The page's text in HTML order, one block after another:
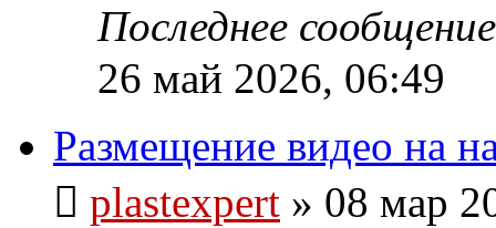
Последнее
26 май 2026, 06:49
Размещение видео на
plastexpert » 08 мар